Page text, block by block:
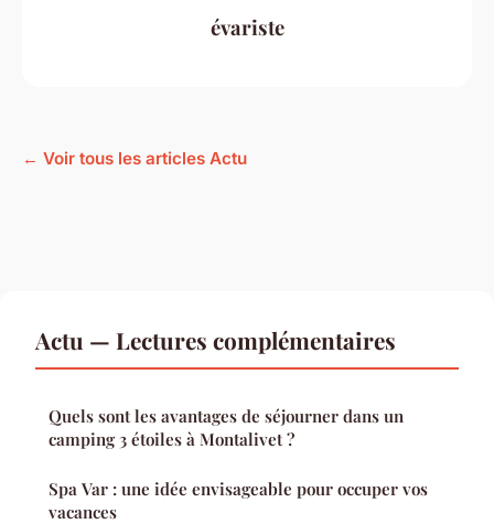
évariste
← Voir tous les articles Actu
Actu — Lectures complémentaires
Quels sont les avantages de séjourner dans un
camping 3 étoiles à Montalivet ?
Spa Var : une idée envisageable pour occuper vos
vacances